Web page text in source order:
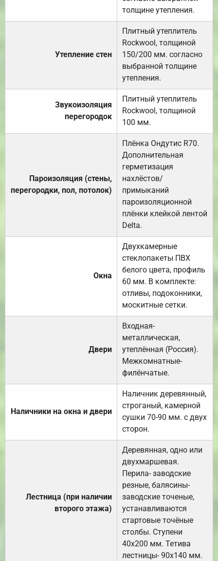
толщине утепления.
Утепление стен
Плитный утеплитель
Rockwool, толщиной
150/200 мм. согласно
выбранной толщине
утепления.
Звукоизоляция
перегородок
Плитный утеплитель
Rockwool, толщиной
100 мм.
Пароизоляция (стены,
перегородки, пол, потолок)
Плёнка Ондутис R70.
Дополнительная
герметизация
нахлёстов/
примыканий
пароизоляционной
плёнки клейкой лентой
Delta.
Окна
Двухкамерные
стеклопакеты ПВХ
белого цвета, профиль
60 мм. В комплекте:
отливы, подоконники,
москитные сетки.
Двери
Входная-
металлическая,
утеплённая (Россия).
Межкомнатные-
филёнчатые.
Наличники на окна и двери
Наличник деревянный,
строганый, камерной
сушки 70-90 мм. с двух
сторон.
Лестница (при наличии
второго этажа)
Деревянная, одно или
двухмаршевая.
Перила- заводские
резные, балясины-
заводские точеные,
устанавливаются
стартовые точёные
столбы. Ступени
40х200 мм. Тетива
лестницы- 90х140 мм.